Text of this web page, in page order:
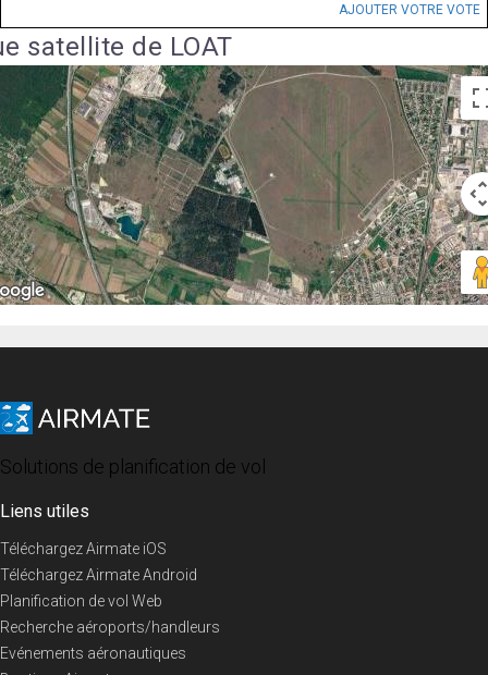
AJOUTER VOTRE VOTE
satellite de LOAT
Solutions de planification de vol
Liens utiles
Téléchargez Airmate iOS
Téléchargez Airmate Android
Planification de vol Web
Recherche aéroports/handleurs
Evénements aéronautiques